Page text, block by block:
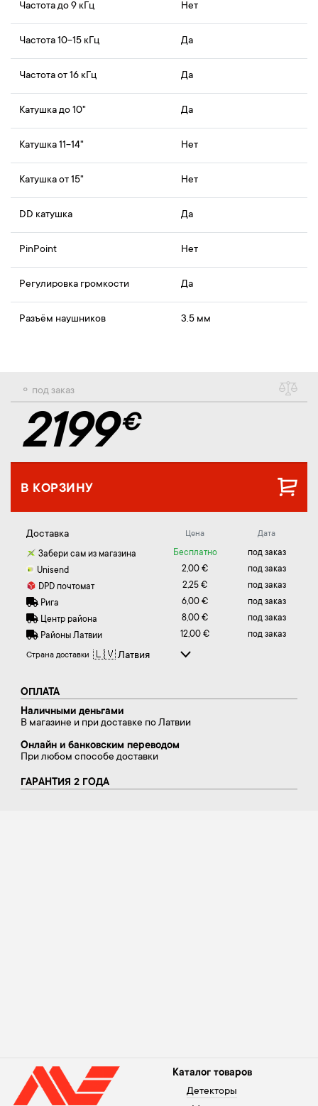
Частота до 9 кГц Нет
Частота 10-15 кГц Да
Частота от 16 кГц Да
Катушка до 10" Да
Катушка 11-14" Нет
Катушка от 15" Нет
DD катушка Да
PinPoint Нет
Регулировка громкости Да
Разъём наушников 3.5 мм
⚬ под заказ
2199€
В КОРЗИНУ
Доставка Цена Дата
Забери сам из магазина Бесплатно
под заказ
Unisend
2,00 €
под заказ
DPD почтомат
2,25 €
под заказ
Рига
6,00 €
под заказ
Центр района
8,00 €
под заказ
Районы Латвии
12,00 € под заказ
Страна доставки
ОПЛАТА
Наличными деньгами
В магазине и при доставке по Латвии
Онлайн и банковским переводом
При любом способе доставки
ГАРАНТИЯ 2 ГОДА
Каталог товаров
Детекторы